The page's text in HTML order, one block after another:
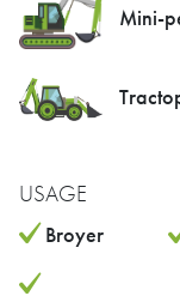
Mini-
USAGE
Broyer